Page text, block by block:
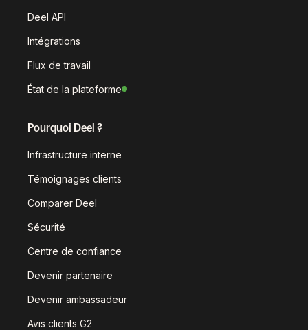
Deel API
Intégrations
Flux de travail
État de la plateforme
Pourquoi Deel ?
Infrastructure interne
Témoignages clients
Comparer Deel
Sécurité
Centre de confiance
Devenir partenaire
Devenir ambassadeur
Avis clients G2